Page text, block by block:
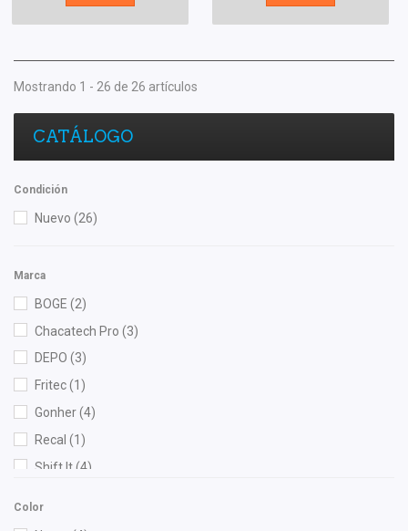
Mostrando 1 - 26 de 26 artículos
CATÁLOGO
Condición
Nuevo (26)
Marca
BOGE (2)
Chacatech Pro (3)
DEPO (3)
Fritec(1)
Gonher(4)
Recal (1)
Shift It(4)
Color